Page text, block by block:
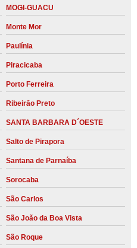
MOGI-GUACU
Monte Mor
Paulínia
Piracicaba
Porto Ferreira
Ribeirão Preto
SANTA BARBARA D´OESTE
Salto de Pirapora
Santana de Parnaíba
Sorocaba
São Carlos
São João da Boa Vista
São Roque